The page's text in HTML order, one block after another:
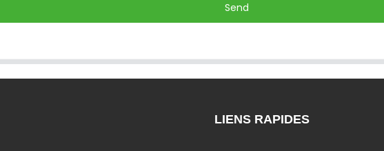
Send
LIENS RAPIDES